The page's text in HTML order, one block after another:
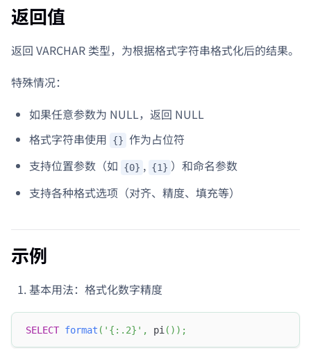
返回值
返回 VARCHAR 类型，为根据格式字符串格式化后的结果。
特殊情况：
如果任意参数为 NULL，返回 NULL
格式字符串使用
{} 作为占位符
支持位置参数（如
{0} , {1} ）和命名参数
支持各种格式选项（对齐、精度、填充等）
示例
基本用法：格式化数字精度
SELECT format ( '{:.2}' , pi ( ) ) ;